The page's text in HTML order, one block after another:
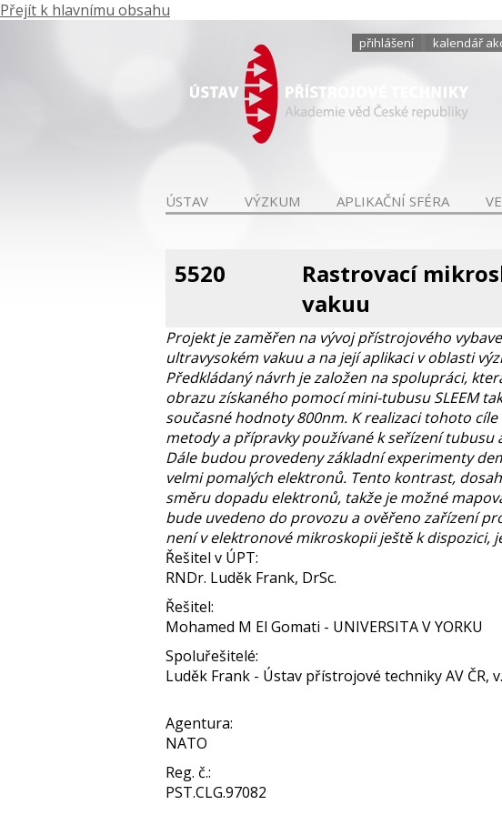
Přejít k hlavnímu obsahu
přihlášení kalendář
ÚSTAV VÝZKUM APLIKAČNÍ SFÉRA
5520
Rastrovací
vakuu
Projekt je zaměřen na vývoj přístrojového
ultravysokém vakuu a na její aplikaci v oblasti
Předkládaný návrh je založen na spolupráci,
obrazu získaného pomocí mini-tubusu SLEEM
současné hodnoty 800nm. K realizaci tohoto
metody a přípravky používané k seřízení
Dále budou provedeny základní experimenty
velmi pomalých elektronů. Tento kontrast,
směru dopadu elektronů, takže je možné
bude uvedeno do provozu a ověřeno zařízení
není v elektronové mikroskopii ještě k
Řešitel v ÚPT:
RNDr. Luděk Frank, DrSc.
Řešitel:
Mohamed M El Gomati - UNIVERSITA V YORKU
Spoluřešitelé:
Luděk Frank - Ústav přístrojové techniky AV ČR,
Agentura:
NATO
Reg. č.:
PST.CLG.97082